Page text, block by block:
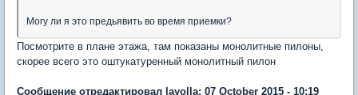
Могу ли я это предьявить во время приемки?
Посмотрите в плане этажа, там показаны монолитные пилоны,
скорее всего это оштукатуренный монолитный пилон
Сообщение отредактировал layolla: 07 October 2015 - 10:19